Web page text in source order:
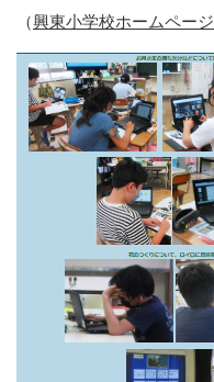
（興東小学校ホームページ